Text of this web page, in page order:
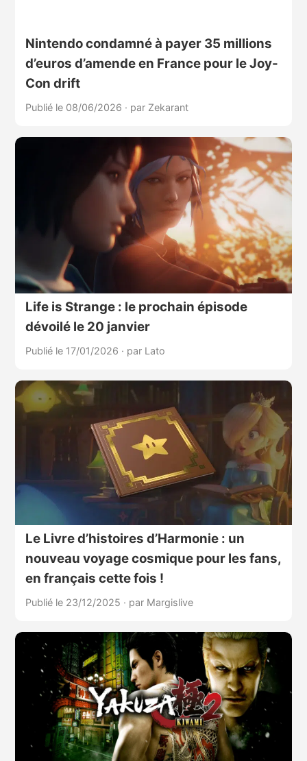
Nintendo condamné à payer 35 millions
d’euros d’amende en France pour le Joy-
Con drift
Publié le 08/06/2026 · par Zekarant
Life is Strange : le prochain épisode
dévoilé le 20 janvier
Publié le 17/01/2026 · par Lato
Le Livre d’histoires d’Harmonie : un
nouveau voyage cosmique pour les fans,
en français cette fois !
Publié le 23/12/2025 · par Margislive